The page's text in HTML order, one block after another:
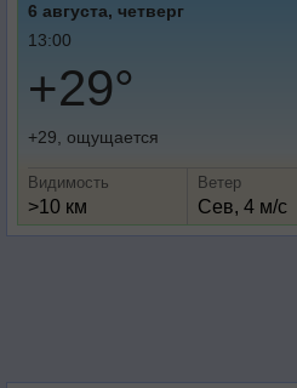
6 августа, четверг
13:00
+29°
+29, ощущается
Видимость
>10 км
Ветер
Сев, 4 м/с